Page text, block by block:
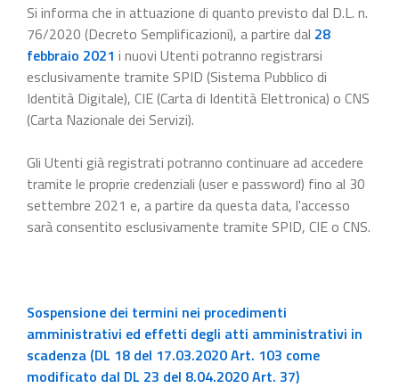
Si informa che in attuazione di quanto previsto dal D.L. n.
76/2020 (Decreto Semplificazioni), a partire dal 28
febbraio 2021 i nuovi Utenti potranno registrarsi
esclusivamente tramite SPID (Sistema Pubblico di
Identità Digitale), CIE (Carta di Identità Elettronica) o CNS
(Carta Nazionale dei Servizi).
Gli Utenti già registrati potranno continuare ad accedere
tramite le proprie credenziali (user e password) fino al 30
settembre 2021 e, a partire da questa data, l'accesso
sarà consentito esclusivamente tramite SPID, CIE o CNS.
Sospensione dei termini nei procedimenti
amministrativi ed effetti degli atti amministrativi in
scadenza (DL 18 del 17.03.2020 Art. 103 come
modificato dal DL 23 del 8.04.2020 Art. 37)